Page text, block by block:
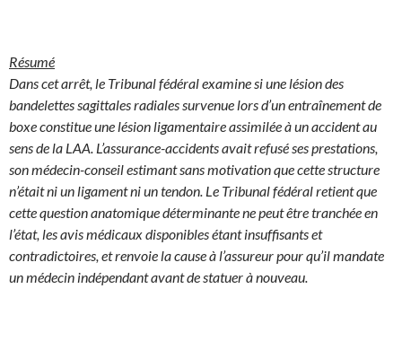
Résumé
Dans cet arrêt, le Tribunal fédéral examine si une lésion des
bandelettes sagittales radiales survenue lors d’un entraînement de
boxe constitue une lésion ligamentaire assimilée à un accident au
sens de la LAA. L’assurance-accidents avait refusé ses prestations,
son médecin-conseil estimant sans motivation que cette structure
n’était ni un ligament ni un tendon. Le Tribunal fédéral retient que
cette question anatomique déterminante ne peut être tranchée en
l’état, les avis médicaux disponibles étant insuffisants et
contradictoires, et renvoie la cause à l’assureur pour qu’il mandate
un médecin indépendant avant de statuer à nouveau.